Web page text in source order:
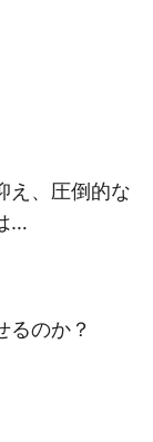
え、圧倒的な
…
るのか？